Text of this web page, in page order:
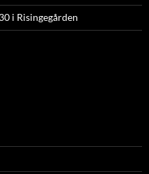
i Risingegården